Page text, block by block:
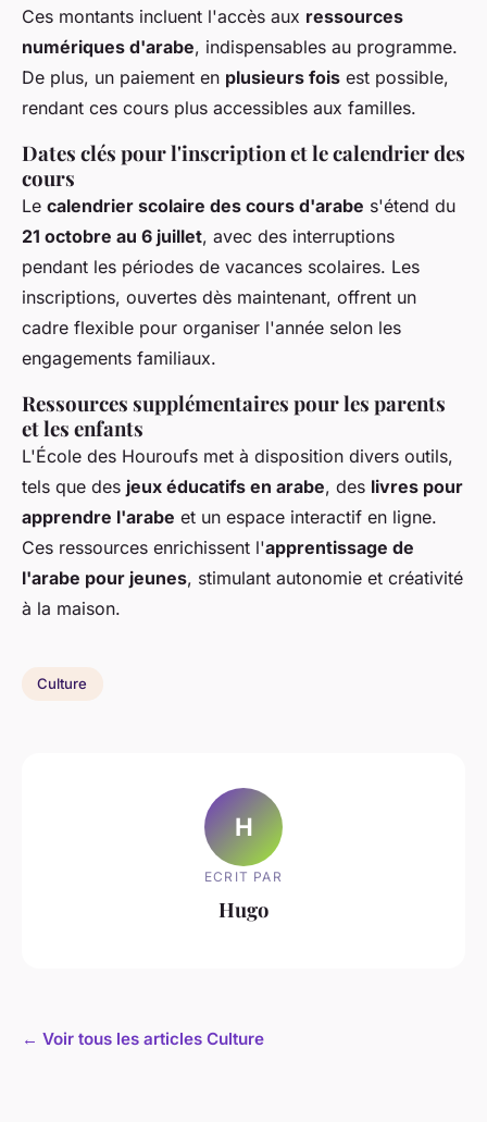
Ces montants incluent l'accès aux ressources
numériques d'arabe, indispensables au programme.
De plus, un paiement en plusieurs fois est possible,
rendant ces cours plus accessibles aux familles.
Dates clés pour l'inscription et le calendrier des
cours
Le calendrier scolaire des cours d'arabe s'étend du
21 octobre au 6 juillet, avec des interruptions
pendant les périodes de vacances scolaires. Les
inscriptions, ouvertes dès maintenant, offrent un
cadre flexible pour organiser l'année selon les
engagements familiaux.
Ressources supplémentaires pour les parents
et les enfants
L'École des Houroufs met à disposition divers outils,
tels que des jeux éducatifs en arabe, des livres pour
apprendre l'arabe et un espace interactif en ligne.
Ces ressources enrichissent l'apprentissage de
l'arabe pour jeunes, stimulant autonomie et créativité
à la maison.
Culture
H
ECRIT PAR
Hugo
← Voir tous les articles Culture